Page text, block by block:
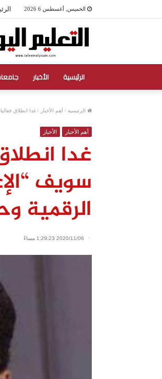
الخميس, أغسطس 6 2026
الرئيسية الأخبار
الرئيسية / أهم الأخبار / غدا انطلاق
أهم الأخبار الأخبار
غدا
سويف
الرقمية
2020/11/06 1:29:23 مساءً